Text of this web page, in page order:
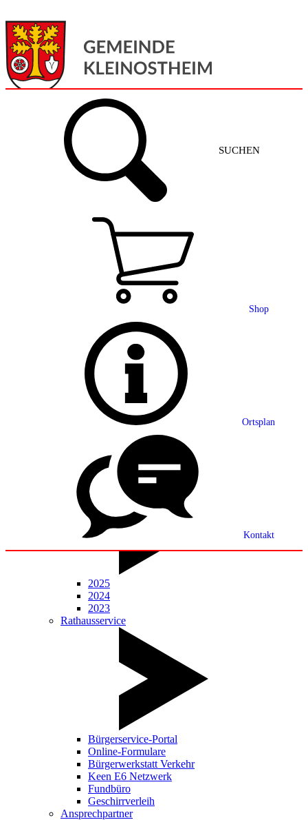
SUCHEN
Shop
Ortsplan
Kontakt
Gemeinde + Service
Grußwort
Ortsplan
Partnerschaft
Statistik
Mitteilungsblatt
2025
2024
2023
Rathausservice
Bürgerservice-Portal
Online-Formulare
Bürgerwerkstatt Verkehr
Keen E6 Netzwerk
Fundbüro
Geschirrverleih
Ansprechpartner